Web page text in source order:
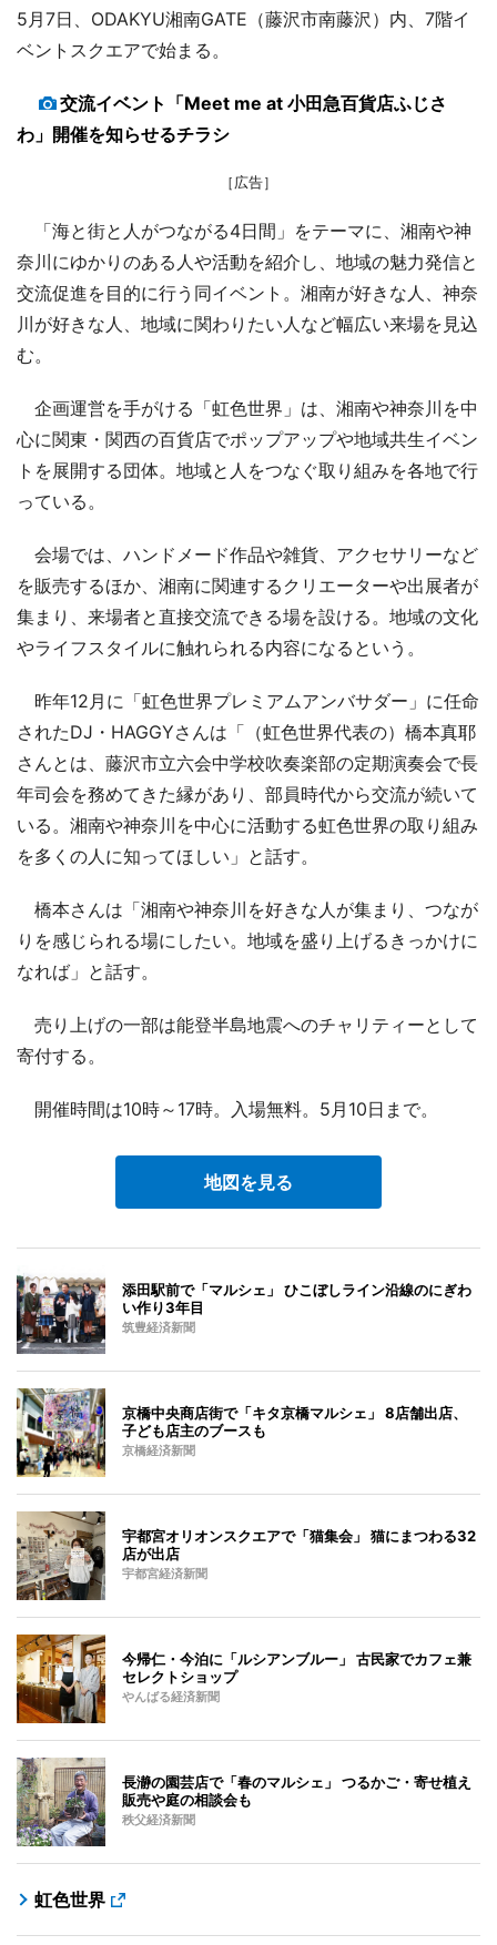
5月7日、ODAKYU湘南GATE（藤沢市南藤沢）内、7階イ
ベントスクエアで始まる。
交流イベント「Meet me at 小田急百貨店ふじさ
わ」開催を知らせるチラシ
［広告］
「海と街と人がつながる4日間」をテーマに、湘南や神
奈川にゆかりのある人や活動を紹介し、地域の魅力発信と
交流促進を目的に行う同イベント。湘南が好きな人、神奈
川が好きな人、地域に関わりたい人など幅広い来場を見込
む。
企画運営を手がける「虹色世界」は、湘南や神奈川を中
心に関東・関西の百貨店でポップアップや地域共生イベン
トを展開する団体。地域と人をつなぐ取り組みを各地で行
っている。
会場では、ハンドメード作品や雑貨、アクセサリーなど
を販売するほか、湘南に関連するクリエーターや出展者が
集まり、来場者と直接交流できる場を設ける。地域の文化
やライフスタイルに触れられる内容になるという。
昨年12月に「虹色世界プレミアムアンバサダー」に任命
されたDJ・HAGGYさんは「（虹色世界代表の）橋本真耶
さんとは、藤沢市立六会中学校吹奏楽部の定期演奏会で長
年司会を務めてきた縁があり、部員時代から交流が続いて
いる。湘南や神奈川を中心に活動する虹色世界の取り組み
を多くの人に知ってほしい」と話す。
橋本さんは「湘南や神奈川を好きな人が集まり、つなが
りを感じられる場にしたい。地域を盛り上げるきっかけに
なれば」と話す。
売り上げの一部は能登半島地震へのチャリティーとして
寄付する。
開催時間は10時～17時。入場無料。5月10日まで。
地図を見る
添田駅前で「マルシェ」 ひこぼしライン沿線のにぎわ
い作り3年目
筑豊経済新聞
京橋中央商店街で「キタ京橋マルシェ」 8店舗出店、
子ども店主のブースも
京橋経済新聞
宇都宮オリオンスクエアで「猫集会」 猫にまつわる32
店が出店
宇都宮経済新聞
今帰仁・今泊に「ルシアンブルー」 古民家でカフェ兼
セレクトショップ
やんばる経済新聞
長瀞の園芸店で「春のマルシェ」 つるかご・寄せ植え
販売や庭の相談会も
秩父経済新聞
虹色世界